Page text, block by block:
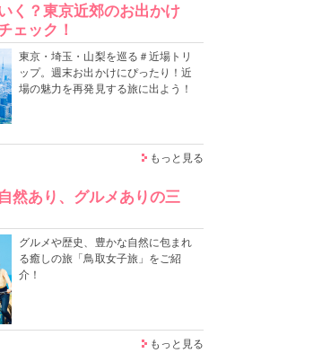
く？東京近郊のお出かけ
ェック！
東京・埼玉・山梨を巡る＃近場トリ
ップ。週末お出かけにぴったり！近
場の魅力を再発見する旅に出よう！
もっと見る
然あり、グルメありの三
グルメや歴史、豊かな自然に包まれ
る癒しの旅「鳥取女子旅」をご紹
介！
もっと見る